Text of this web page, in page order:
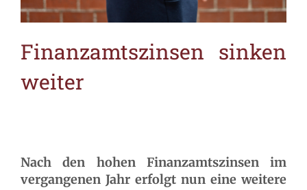
Finanzamtszinsen sinken
weiter
Nach den hohen Finanzamtszinsen im
vergangenen Jahr erfolgt nun eine weitere